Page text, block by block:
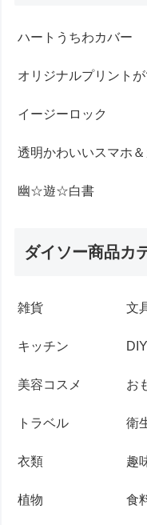
ハートうちわカバー
オリジナルプリント
イージーロック
透明かわいいスマホ＆
幽☆遊☆白書
ダイソー商品カ
雑貨 文
キッチン DIY
美容コスメ お
トラベル 衛
衣類 趣
植物 食